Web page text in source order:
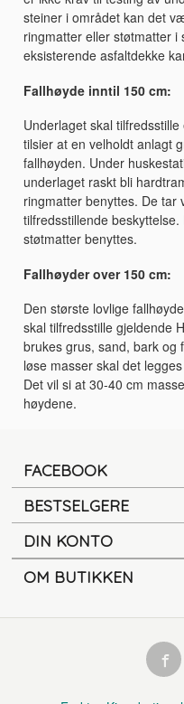
steiner i området kan det
ringmatter eller støtmatter i
eksisterende asfaltdekke
Fallhøyde inntil 150 cm:
Underlaget skal
tilsier at en velholdt anlagt
fallhøyden. Under
underlaget raskt bli
ringmatter benyttes. De tar
tilfredsstillende
støtmatter benyttes.
Fallhøyder over 150 cm:
Den største lovlige
skal tilfredsstille gjeldende
brukes grus, sand, bark og
løse masser skal det
Det vil si at 30-40 cm
høydene.
FACEBOOK
BESTSELGERE
DIN KONTO
OM BUTIKKEN